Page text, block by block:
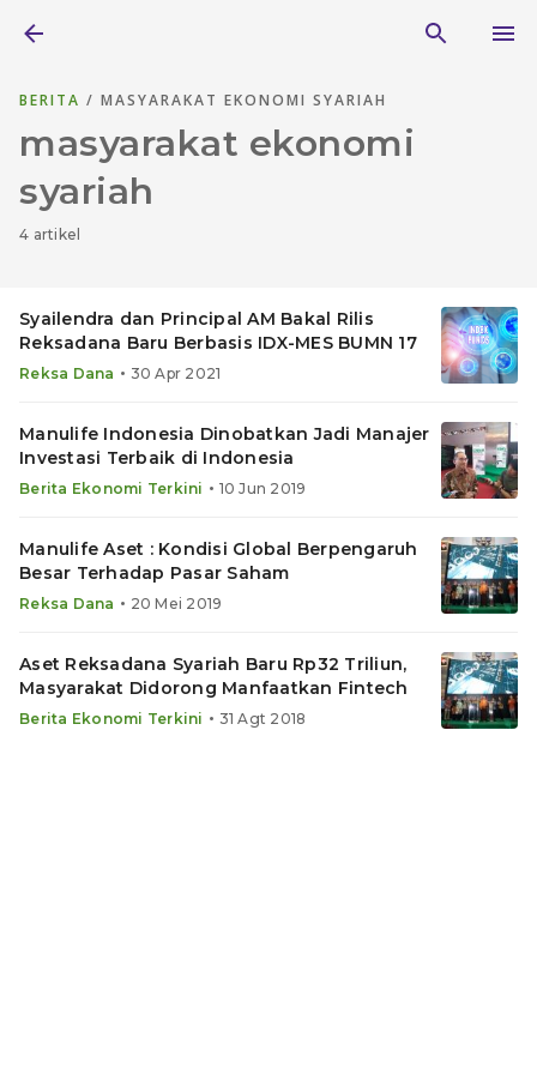
BERITA / MASYARAKAT EKONOMI SYARIAH
masyarakat ekonomi
syariah
4 artikel
Syailendra dan Principal AM Bakal Rilis
Reksadana Baru Berbasis IDX-MES BUMN 17
Reksa Dana • 30 Apr 2021
Manulife Indonesia Dinobatkan Jadi Manajer
Investasi Terbaik di Indonesia
Berita Ekonomi Terkini • 10 Jun 2019
Manulife Aset : Kondisi Global Berpengaruh
Besar Terhadap Pasar Saham
Reksa Dana • 20 Mei 2019
Aset Reksadana Syariah Baru Rp32 Triliun,
Masyarakat Didorong Manfaatkan Fintech
Berita Ekonomi Terkini • 31 Agt 2018